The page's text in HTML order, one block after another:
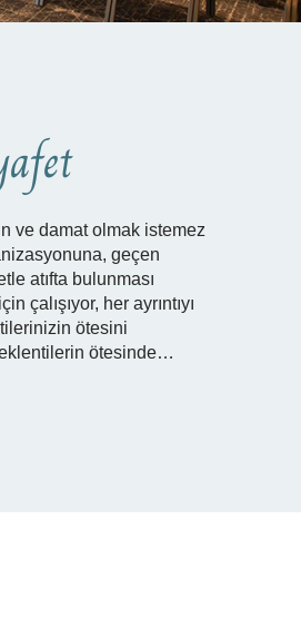
ve damat olmak istemez
geçen
atıfta bulunması
çalışıyor, her ayrıntıyı
ötesini
ötesinde…